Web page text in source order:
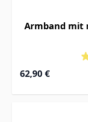
Armband mit
62,90 €